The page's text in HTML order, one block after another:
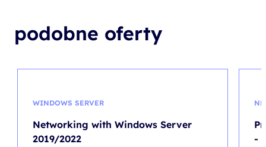
podobne oferty
WINDOWS SERVER
Networking with Windows Server
2019/2022
-